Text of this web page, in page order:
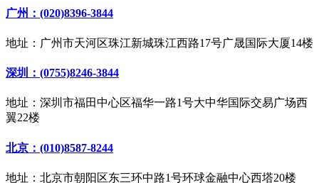
广州：(020)8396-3844
地址：广州市天河区珠江新城珠江西路17号广晟国际大厦14楼
深圳：(0755)8246-3844
地址：深圳市福田中心区福华一路1号大中华国际交易广场西
翼22楼
北京：(010)8587-8244
地址：北京市朝阳区东三环中路1号环球金融中心西塔20楼